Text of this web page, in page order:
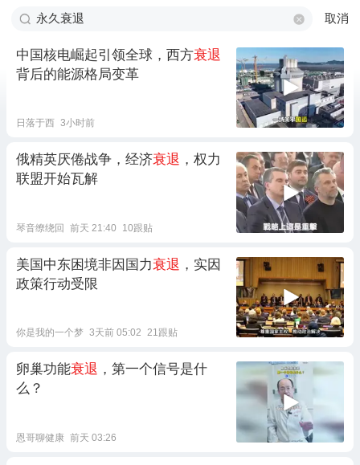
取消
中国核电崛起引领全球，西方衰退
背后的能源格局变革
日落于西 3小时前
俄精英厌倦战争，经济衰退 ，权力
联盟开始瓦解
琴音缭绕回 前天 21:40 10跟贴
美国中东困境非因国力衰退 ，实因
政策行动受限
你是我的一个梦 3天前 05:02 21跟贴
卵巢功能衰退 ，第一个信号是什
么？
恩哥聊健康 前天 03:26